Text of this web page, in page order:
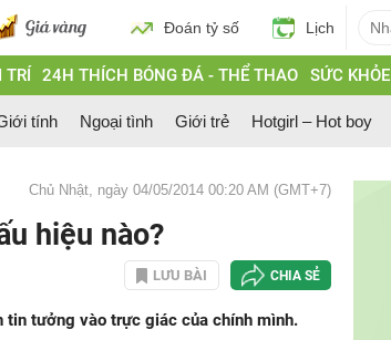
Đoán tỷ số Lịch
TRÍ 24H THÍCH BÓNG ĐÁ - THỂ THAO SỨC KHỎE
tính Ngoại tình Giới trẻ Hotgirl – Hot boy
Chủ Nhật, ngày 04/05/2014 00:20 AM (GMT+7)
hiệu nào?
LƯU BÀI CHIA SẺ
tin tưởng vào trực giác của chính mình.